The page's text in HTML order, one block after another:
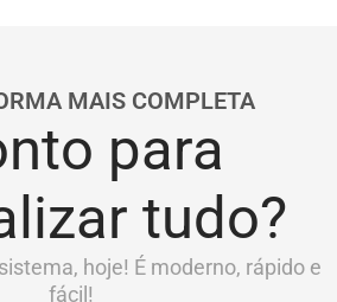
MAIS COMPLETA
para
tudo?
hoje! É moderno, rápido e
fácil!